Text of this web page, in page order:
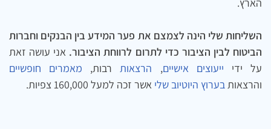
השליחות שלי הינה לצמצם את פער המידע בין הבנקים וחברות
הביטוח לבין הציבור כדי לתרום לרווחת הציבור. אני עושה זאת
על ידי ייעוצים אישיים, הרצאותרבות, מאמרים חופשיים
והרצאותבערוץ היוטיוב שלי אשר זכה למעל 160,000 צפיות.